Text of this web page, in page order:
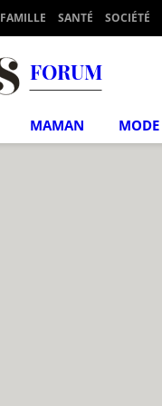
FAMILLE SANTÉ SOCIÉTÉ
FORUM
MAMAN MODE